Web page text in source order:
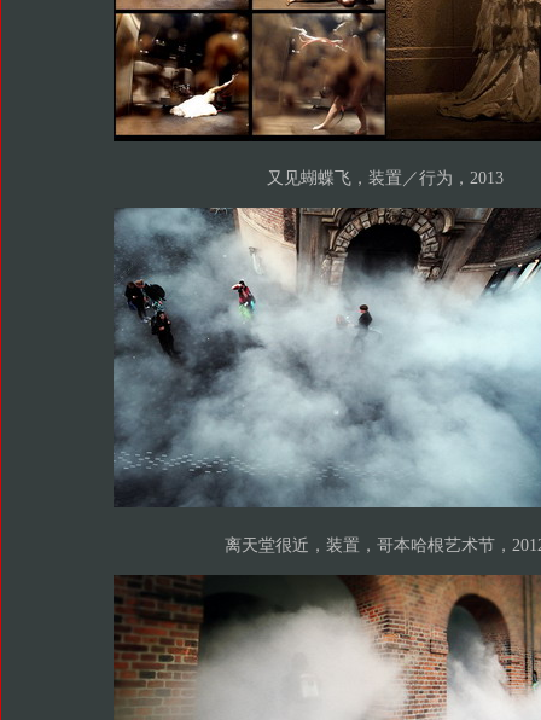
又见蝴蝶飞，装置／行为，2013
离天堂很近，装置，哥本哈根艺术节，